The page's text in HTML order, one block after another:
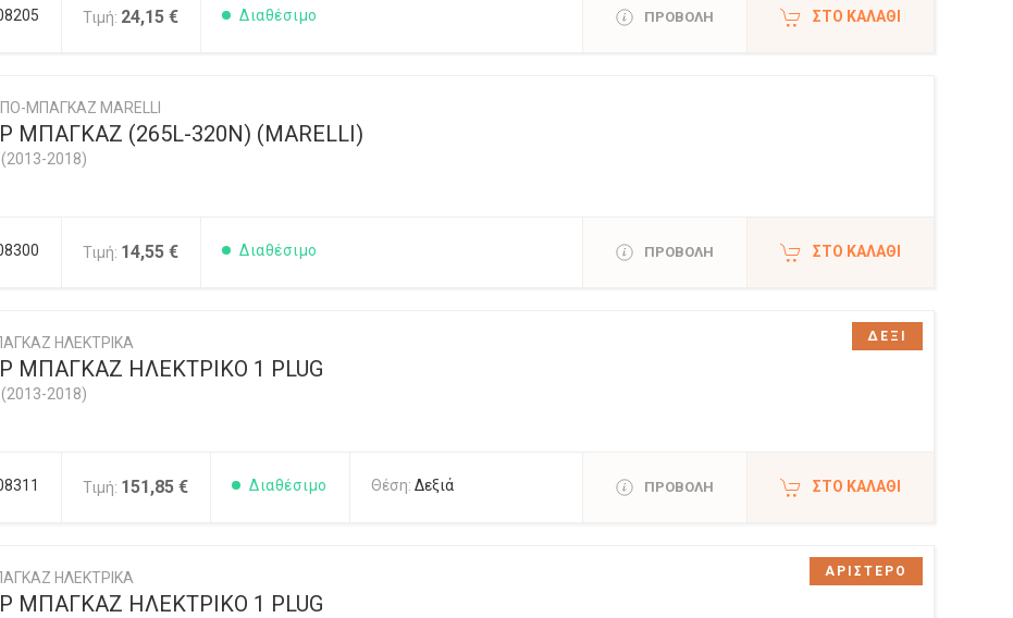
Τιμή: 24,15 € Διαθέσιμο ΠΡΟΒΟΛΗ ΣΤΟ ΚΑΛΆΘΙ
ΜΠΑΓΚΑΖ MARELLI
ΜΠΑΓΚΑΖ (265L-320N) (MARELLI)
2018)
Τιμή: 14,55 € Διαθέσιμο ΠΡΟΒΟΛΗ ΣΤΟ ΚΑΛΆΘΙ
ΗΛΕΚΤΡΙΚΑ
ΜΠΑΓΚΑΖ ΗΛΕΚΤΡΙΚΟ 1 PLUG
2018)
Τιμή: 151,85 € Διαθέσιμο Θέση: Δεξιά ΠΡΟΒΟΛΗ ΣΤΟ ΚΑΛΆΘΙ
ΔΕΞΙ
ΗΛΕΚΤΡΙΚΑ
ΜΠΑΓΚΑΖ ΗΛΕΚΤΡΙΚΟ 1 PLUG
ΑΡΙΣΤΕΡΟ